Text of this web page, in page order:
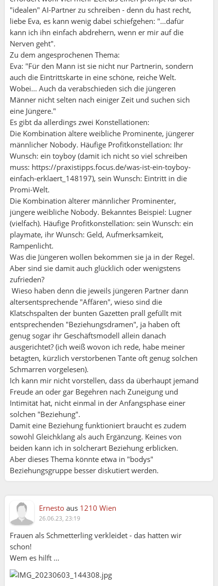
"idealen" AI-Partner zu schreiben - denn du hast recht,
liebe Eva, es kann wenig dabei schiefgehen: "...dafür
kann ich ihn einfach abdrehern, wenn er mir auf die
Nerven geht".
Zu dem angesprochenen Thema:
Eva: "Für den Mann ist sie nicht nur Partnerin, sondern
auch die Eintrittskarte in eine schöne, reiche Welt.
Wobei... Auch da verabschieden sich die jüngeren
Männer nicht selten nach einiger Zeit und suchen sich
eine Jüngere."
Es gibt da allerdings zwei Konstellationen:
Die Kombination ältere weibliche Prominente, jüngerer
männlicher Nobody. Häufige Profitkonstellation: Ihr
Wunsch: ein toyboy (damit ich nicht so viel schreiben
muss: https://praxistipps.focus.de/was-ist-ein-toyboy-
einfach-erklaert_148197), sein Wunsch: Eintritt in die
Promi-Welt.
Die Kombination älterer männlicher Prominenter,
jüngere weibliche Nobody. Bekanntes Beispiel: Lugner
(vielfach). Häufige Profitkonstellation: sein Wunsch: ein
playmate, ihr Wunsch: Geld, Aufmerksamkeit,
Rampenlicht.
Was die Jüngeren wollen bekommen sie ja in der Regel.
Aber sind sie damit auch glücklich oder wenigstens
zufrieden?
Wieso haben denn die jeweils jüngeren Partner dann
altersentsprechende "Affären", wieso sind die
Klatschspalten der bunten Gazetten prall gefüllt mit
entsprechenden "Beziehungsdramen", ja haben oft
genug sogar ihr Geschäftsmodell allein danach
ausgerichtet? (ich weiß wovon ich rede, habe meiner
betagten, kürzlich verstorbenen Tante oft genug solchen
Schmarren vorgelesen).
Ich kann mir nicht vorstellen, dass da überhaupt jemand
Freude an oder gar Begehren nach Zuneigung und
Intimität hat, nicht einmal in der Anfangsphase einer
solchen "Beziehung".
Damit eine Beziehung funktioniert braucht es zudem
sowohl Gleichklang als auch Ergänzung. Keines von
beiden kann ich in solcherart Beziehung erblicken.
Aber dieses Thema könnte etwa in "bodys"
Beziehungsgruppe besser diskutiert werden.
Ernesto aus 1210 Wien
26.06.23, 23:19
Frauen als Schmetterling verkleidet - das hatten wir
schon!
Wem es hilft ...
Michael:
Wolfgang:
Ich möchte sagen Eva, deine Fragestellung ist für
eine Menge Menschen von Belang. Bei der Anzahl
GE über eine Stellungnahme sehr freuen. Ich